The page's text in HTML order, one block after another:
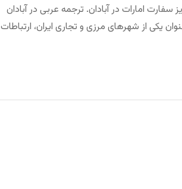
سفارت امارات در آبادان. ترجمه عربی در آبادان
یکی از شهرهای مرزی و تجاری ایران، ارتباطات